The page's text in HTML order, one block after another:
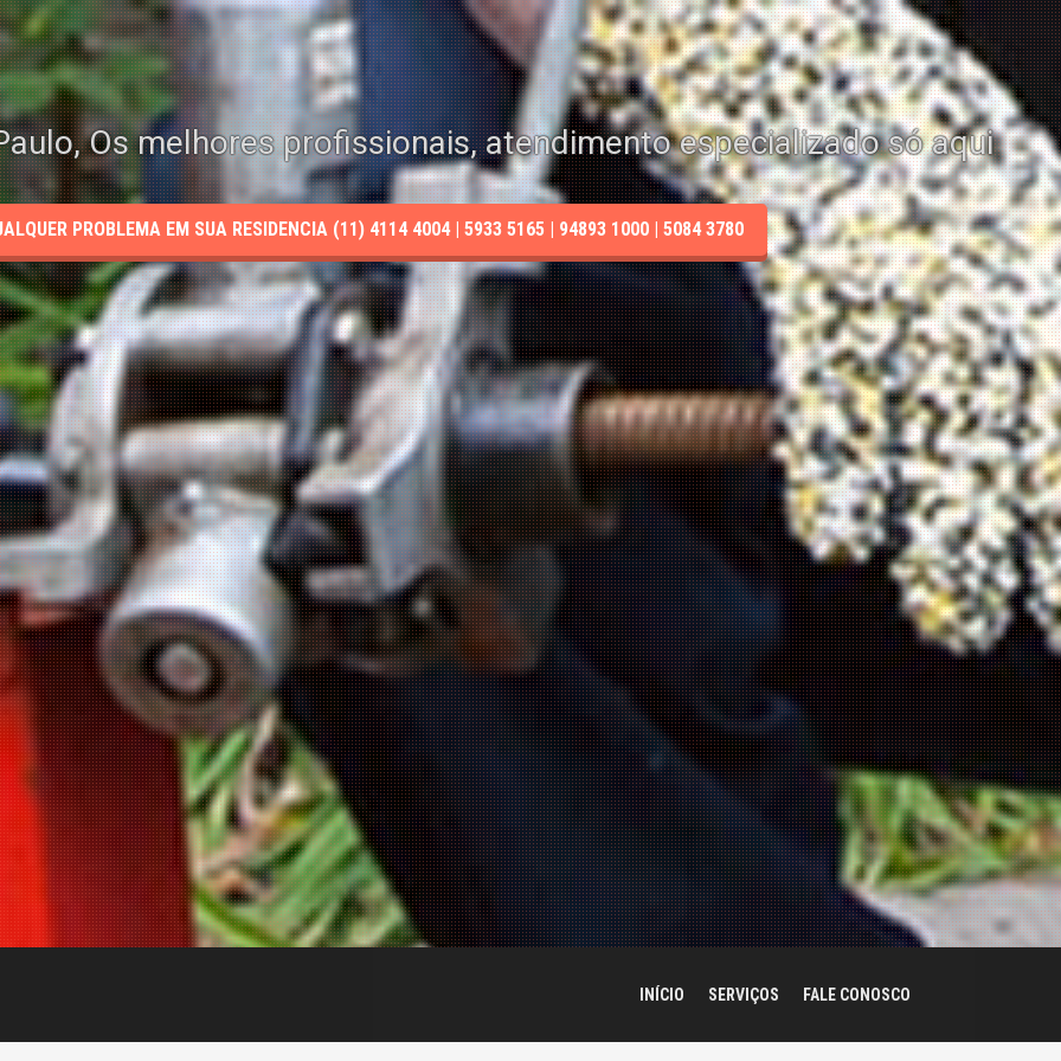
Os melhores profissionais, atendimento especializado só aqui
PROBLEMA EM SUA RESIDENCIA (11) 4114 4004 | 5933 5165 | 94893 1000 | 5084 3780
INÍCIO SERVIÇOS FALE CONOSCO